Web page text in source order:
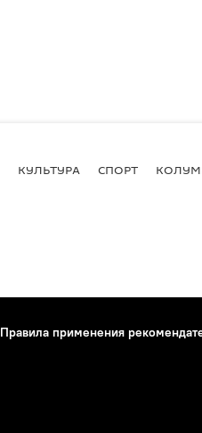
КУЛЬТУРА СПОРТ
Правила применения